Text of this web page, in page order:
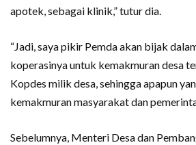
apotek, sebagai klinik,” tutur dia.
“Jadi, saya pikir Pemda akan bijak
koperasinya untuk kemakmuran desa
Kopdes milik desa, sehingga apapun
kemakmuran masyarakat dan
Sebelumnya, Menteri Desa dan